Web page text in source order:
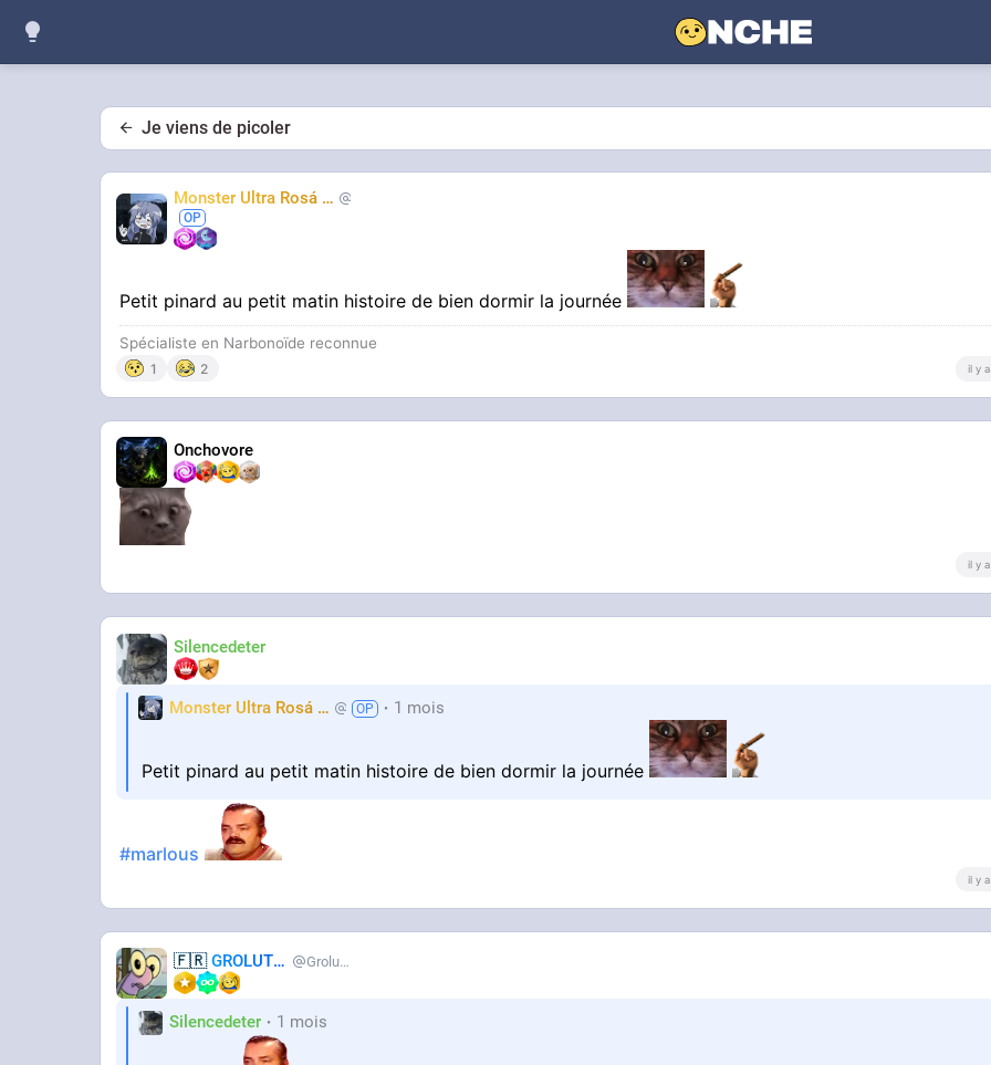
Je viens de picoler
Monster Ultra Rosá
❤️
Petit pinard au petit matin histoire de bien dormir la journée
Spécialiste en Narbonoïde reconnue
1 2 il y
Onchovore
il y
Silencedeter
Monster Ultra Rosá
❤️ KheyFinito1 mois
Petit pinard au petit matin histoire de bien dormir la journée
#marlous
il y
🇫🇷GROLUTES Grolutes
Silencedeter 1 mois